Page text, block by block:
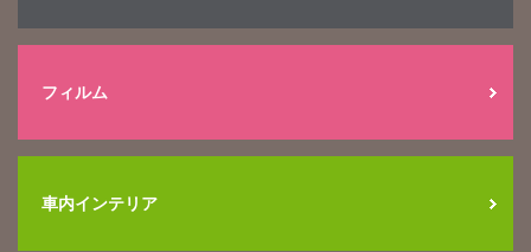
フィルム
車内インテリア